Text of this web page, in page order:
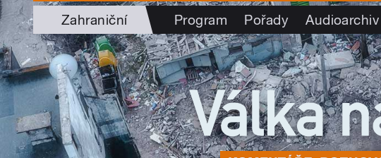
Zahraniční Program Pořady Audioarchiv